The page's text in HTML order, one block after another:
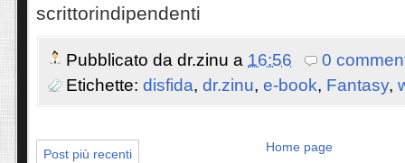
scrittorindipendenti
Pubblicato da dr.zinu a 16:56
0
Etichette: disfida, dr.zinu, e-book, Fantasy,
Post più recenti Home page